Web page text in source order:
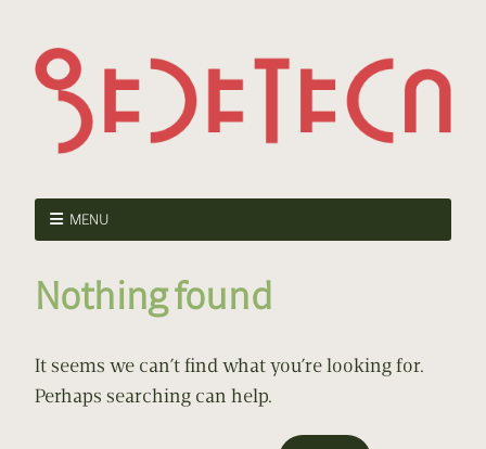
MENU
Nothing found
It seems we can’t find what you’re looking for.
Perhaps searching can help.